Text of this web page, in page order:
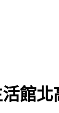
館